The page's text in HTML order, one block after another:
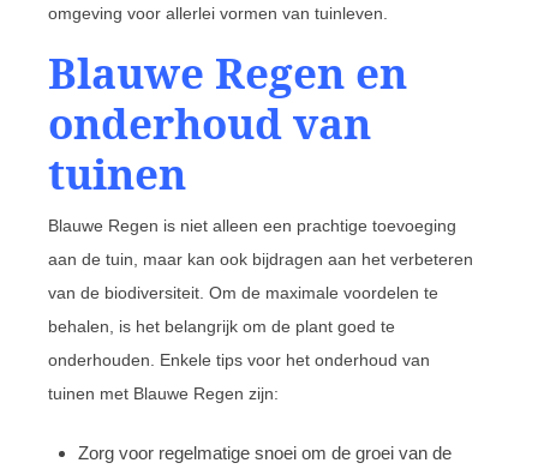
omgeving voor allerlei vormen van tuinleven.
Blauwe Regen en
onderhoud van
tuinen
Blauwe Regen is niet alleen een prachtige toevoeging
aan de tuin, maar kan ook bijdragen aan het verbeteren
van de biodiversiteit. Om de maximale voordelen te
behalen, is het belangrijk om de plant goed te
onderhouden. Enkele tips voor het onderhoud van
tuinen met Blauwe Regen zijn:
Zorg voor regelmatige snoei om de groei van de